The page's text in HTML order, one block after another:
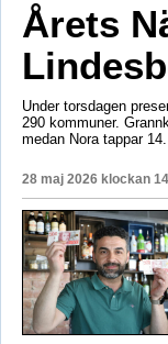
Årets
Under torsdagen
290 kommuner.
medan Nora tappar
28 maj 2026 klockan